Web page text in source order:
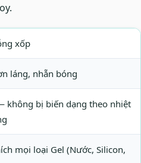
xốp
láng, nhẵn bóng
không bị biến dạng theo nhiệt
mọi loại Gel (Nước, Silicon,